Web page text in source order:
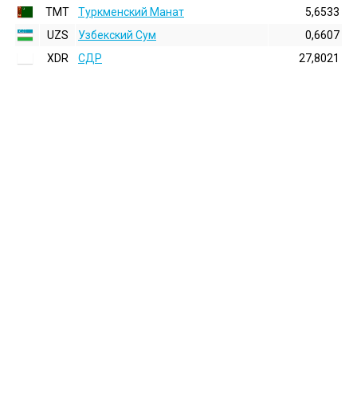
TMT
Туркменский Манат
5,6533
UZS
Узбекский Сум
0,6607
XDR
СДР 27,8021